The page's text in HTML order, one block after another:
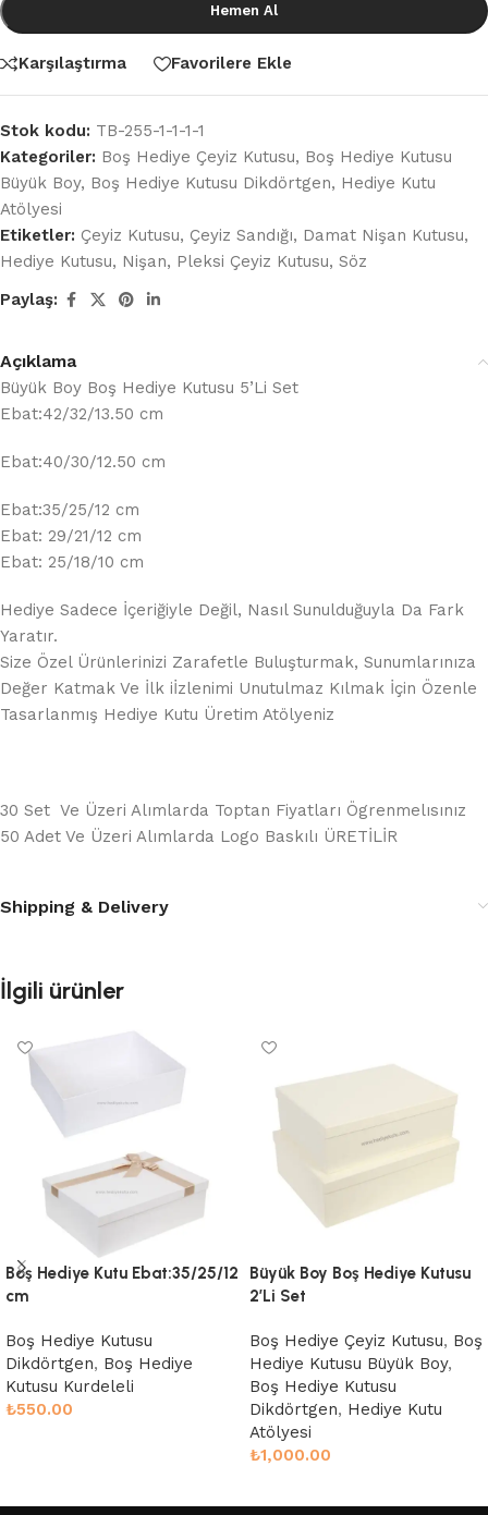
Hemen Al
Karşılaştırma Favorilere Ekle
Stok kodu: TB-255-1-1-1-1
Kategoriler: Boş Hediye Çeyiz Kutusu, Boş Hediye Kutusu
Büyük Boy, Boş Hediye Kutusu Dikdörtgen, Hediye Kutu
Atölyesi
Etiketler: Çeyiz Kutusu, Çeyiz Sandığı, Damat Nişan Kutusu,
Hediye Kutusu, Nişan, Pleksi Çeyiz Kutusu, Söz
Paylaş:
Açıklama
Büyük Boy Boş Hediye Kutusu 5’Li Set
Ebat:42/32/13.50 cm
Ebat:40/30/12.50 cm
Ebat:35/25/12 cm
Ebat: 29/21/12 cm
Ebat: 25/18/10 cm
Hediye Sadece İçeriğiyle Değil, Nasıl Sunulduğuyla Da Fark
Yaratır.
Size Özel Ürünlerinizi Zarafetle Buluşturmak, Sunumlarınıza
Değer Katmak Ve İlk iİzlenimi Unutulmaz Kılmak İçin Özenle
Tasarlanmış Hediye Kutu Üretim Atölyeniz
30 Set Ve Üzeri Alımlarda Toptan Fiyatları Ögrenmelısınız
50 Adet Ve Üzeri Alımlarda Logo Baskılı ÜRETİLİR
Shipping & Delivery
İlgili ürünler
Boş Hediye Kutu Ebat:35/25/12
cm
Boş Hediye Kutusu
Dikdörtgen, Boş Hediye
Kutusu Kurdeleli
₺550.00
Büyük Boy Boş Hediye Kutusu
2’Li Set
Boş Hediye Çeyiz Kutusu, Boş
Hediye Kutusu Büyük Boy,
Boş Hediye Kutusu
Dikdörtgen, Hediye Kutu
Atölyesi
₺1,000.00